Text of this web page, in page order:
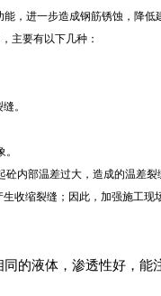
，进一步造成钢筋锈蚀，降低
主要有以下几种：
。
。
内部温差过大，造成的温差
收缩裂缝；因此，加强施工现
的液体，渗透性好，能